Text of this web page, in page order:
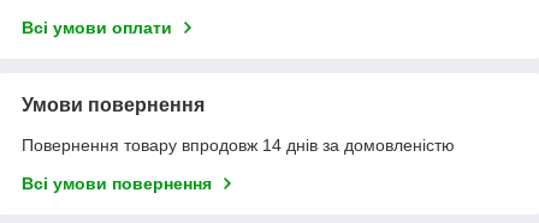
Всі умови оплати
Умови повернення
Повернення товару впродовж 14 днів за домовленістю
Всі умови повернення